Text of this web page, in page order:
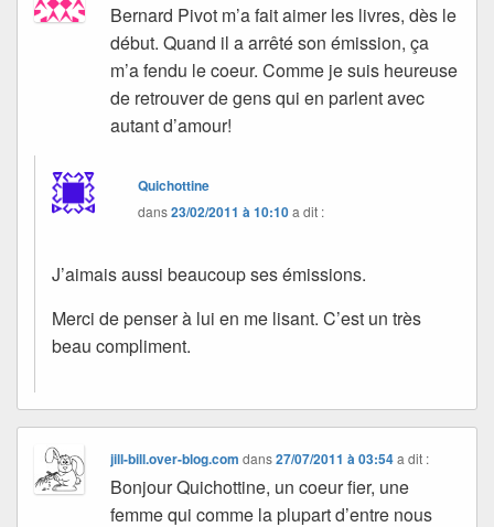
Bernard Pivot m’a fait aimer les livres, dès le
début. Quand il a arrêté son émission, ça
m’a fendu le coeur. Comme je suis heureuse
de retrouver de gens qui en parlent avec
autant d’amour!
Quichottine
dans23/02/2011 à 10:10a dit :
J’aimais aussi beaucoup ses émissions.
Merci de penser à lui en me lisant. C’est un très
beau compliment.
jill-bill.over-blog.com dans27/07/2011 à 03:54 a dit :
Bonjour Quichottine, un coeur fier, une
femme qui comme la plupart d’entre nous